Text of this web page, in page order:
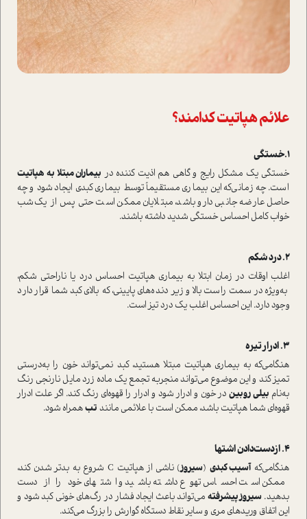
علائم هپاتیت کدامند؟
1.خستگی
خستگی یک مشکل رایج و گاهی هم اذیت کننده در بیماران مبتلا به هپاتیت
ا‌ست. چه زمانی‌که این بیماری مستقیماً توسط بیماری کبدی ایجاد شود و چه
حاصل عارضه جانبی دارو باشد، مبتلایان ممکن ا‌ست حتی پس از یک‌شب
خواب کامل احساس خستگی شدید داشته باشند.
اغلب اوقات در زمان ابتلا به بیماری هپاتیت احساس درد یا ناراحتی شکم،
به‌ویژه در سمت را‌ست بالا و زیر دنده‌های پایینی، که بالای کبد شما قرار دارد
وجود دارد. این احساس اغلب یک درد تیز ا‌ست.
هنگامی‌که به بیماری هپاتیت مبتلا هستید، کبد نمی‌تواند خون را به‌درستی
تمیز کند و این موضوع می‌تواند منجر‌به تجمع یک ماده زرد مایل نارنجی رنگ
به‌نام بیلی روبیندر خون و ادرار شود و ادرار را قهوه‌ای رنگ کند. اگر علت ادرار
قهوه‌ای شما هپاتیت باشد، ممکن ا‌ست با علائمی مانند تبهمراه شود.
هنگامی‌که آسیب کبدی (سیروز
) ناشی از هپاتیت C شروع به بدتر شدن کند،
ممکن ا‌ست احساس تهوع داشته باشید و اشتهای خود را از دست
بدهید. سیروز پیشرفته می‌تواند باعث ایجاد فشار در رگ‌های خونی کبد شود و
این اتفاق وریدهای مری و سایر نقاط دستگاه گوارش را بزرگ می‌کند.